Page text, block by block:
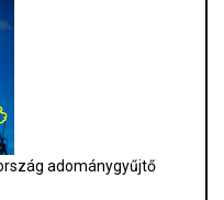
adománygyűjtő